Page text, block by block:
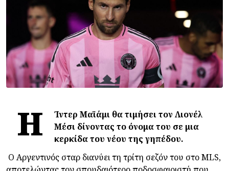
Η
Ίντερ Μαϊάμι θα τιμήσει τον Λιονέλ
Μέσι δίνοντας το όνομα του σε μια
κερκίδα του νέου της γηπέδου.
Ο Αργεντινός σταρ διανύει τη τρίτη σεζόν του στο MLS,